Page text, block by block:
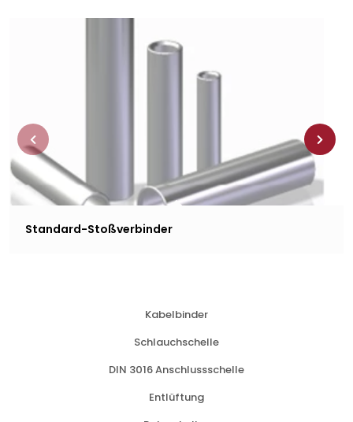
Kabelbinder
Schlauchschelle
DIN 3016 Anschlussschelle
Entlüftung
Standard-Stoßverbinder